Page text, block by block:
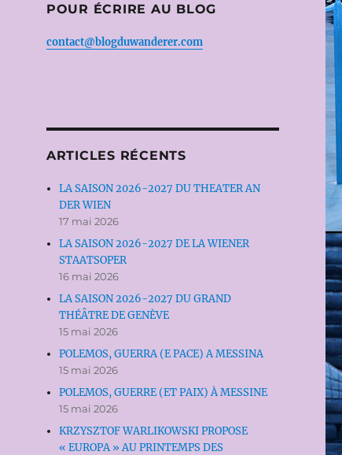
POUR ÉCRIRE AU BLOG
contact@blogduwanderer.com
ARTICLES RÉCENTS
LA SAISON 2026-2027 DU THEATER AN
DER WIEN
17 mai 2026
LA SAISON 2026-2027 DE LA WIENER
STAATSOPER
16 mai 2026
LA SAISON 2026-2027 DU GRAND
THÉÂTRE DE GENÈVE
15 mai 2026
POLEMOS, GUERRA (E PACE) A MESSINA
15 mai 2026
POLEMOS, GUERRE (ET PAIX) À MESSINE
15 mai 2026
KRZYSZTOF WARLIKOWSKI PROPOSE
« EUROPA » AU PRINTEMPS DES